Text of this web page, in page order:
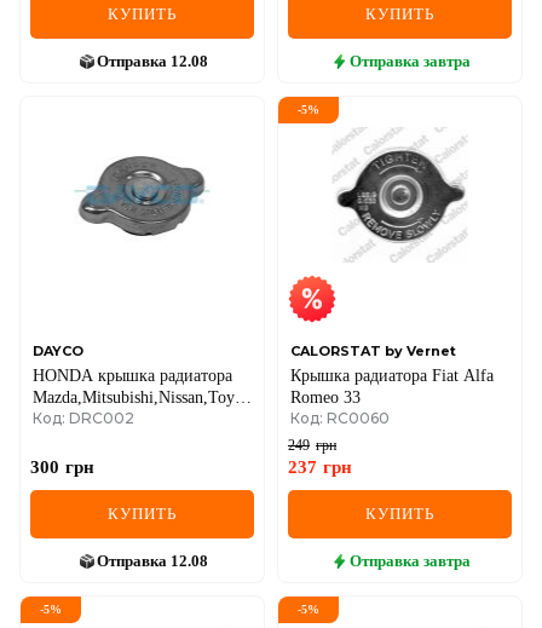
КУПИТЬ
Отправка 12.08
КУПИТЬ
Отправка завтра
DAYCO
HONDA крышка радиатора
Mazda,Mitsubishi,Nissan,Toyota
45/20mm 0.9bar
Код: DRC002
300 грн
КУПИТЬ
Отправка 12.08
-5%
CALORSTAT by Vernet
Крышка радиатора Fiat Alfa
Romeo 33
Код: RC0060
249 грн
237 грн
КУПИТЬ
Отправка завтра
-5% -5%